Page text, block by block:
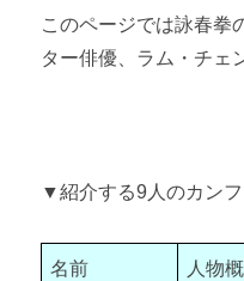
第2章 カンフー映画スター
ジミー・ウォング（王羽）
スター俳優９選③】
このページでは詠春拳
ター俳優、ラム・チェ
▼紹介する9人のカン
名前 人物